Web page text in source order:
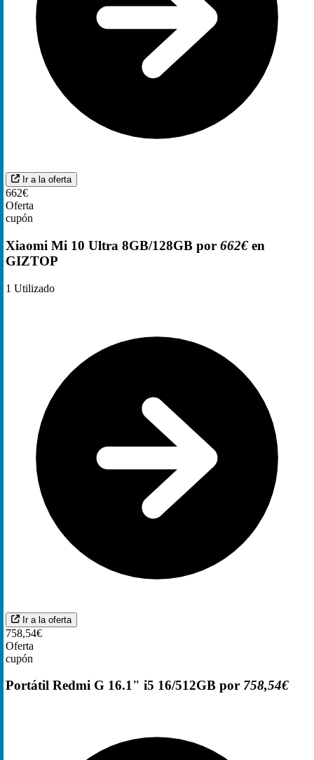
Ir a la oferta
662€
Oferta
cupón
Xiaomi Mi 10 Ultra 8GB/128GB por 662€ en
GIZTOP
1 Utilizado
Ir a la oferta
758,54€
Oferta
cupón
Portátil Redmi G 16.1" i5 16/512GB por 758,54€